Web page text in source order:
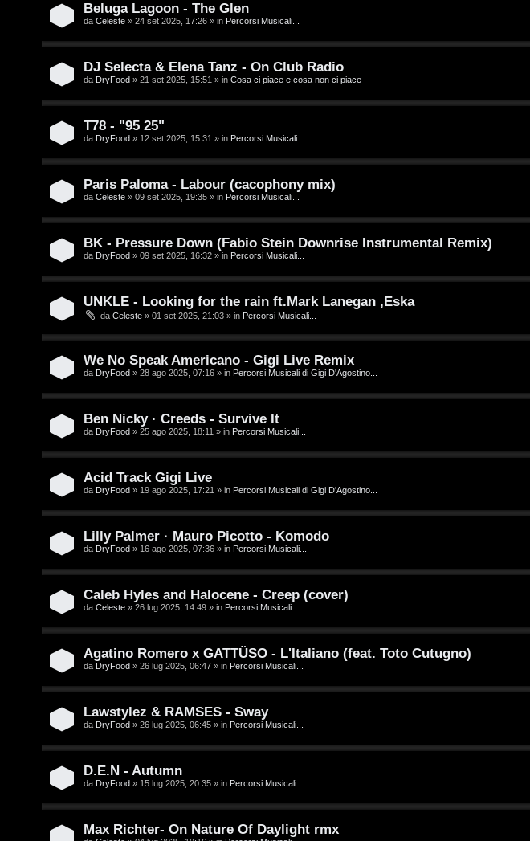
Beluga Lagoon - The Glen
da Celeste » 24 set 2025, 17:26 » in Percorsi Musicali...
DJ Selecta & Elena Tanz - On Club Radio
da DryFood » 21 set 2025, 15:51 » in Cosa ci piace e cosa non ci piace
T78 - "95 25"
da DryFood » 12 set 2025, 15:31 » in Percorsi Musicali...
Paris Paloma - Labour (cacophony mix)
da Celeste » 09 set 2025, 19:35 » in Percorsi Musicali...
BK - Pressure Down (Fabio Stein Downrise Instrumental Remix)
da DryFood » 09 set 2025, 16:32 » in Percorsi Musicali...
UNKLE - Looking for the rain ft.Mark Lanegan ,Eska
da Celeste » 01 set 2025, 21:03 » in Percorsi Musicali...
We No Speak Americano - Gigi Live Remix
da DryFood » 28 ago 2025, 07:16 » in Percorsi Musicali di Gigi D'Agostino...
Ben Nicky · Creeds - Survive It
da DryFood » 25 ago 2025, 18:11 » in Percorsi Musicali...
Acid Track Gigi Live
da DryFood » 19 ago 2025, 17:21 » in Percorsi Musicali di Gigi D'Agostino...
Lilly Palmer · Mauro Picotto - Komodo
da DryFood » 16 ago 2025, 07:36 » in Percorsi Musicali...
Caleb Hyles and Halocene - Creep (cover)
da Celeste » 26 lug 2025, 14:49 » in Percorsi Musicali...
Agatino Romero x GATTÜSO - L'Italiano (feat. Toto Cutugno)
da DryFood » 26 lug 2025, 06:47 » in Percorsi Musicali...
Lawstylez & RAMSES - Sway
da DryFood » 26 lug 2025, 06:45 » in Percorsi Musicali...
D.E.N - Autumn
da DryFood » 15 lug 2025, 20:35 » in Percorsi Musicali...
Max Richter- On Nature Of Daylight rmx